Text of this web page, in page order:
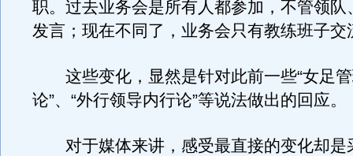
职。过去业务会是所有人都参加，不管领队
发言；现在不同了，业务会只有教练班子交
这些变化，显然是针对此前一些“女足
论”、“外行领导内行论”等说法做出的回应。
对于媒体来讲，感受最直接的变化却是